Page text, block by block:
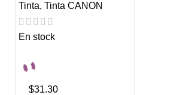
Tinta, Tinta CANON
En stock
$31.30